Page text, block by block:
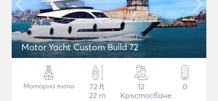
Motor Yacht Custom Build 72
Моторна яхта
72 ft
22 m
12
Кръстосване
0